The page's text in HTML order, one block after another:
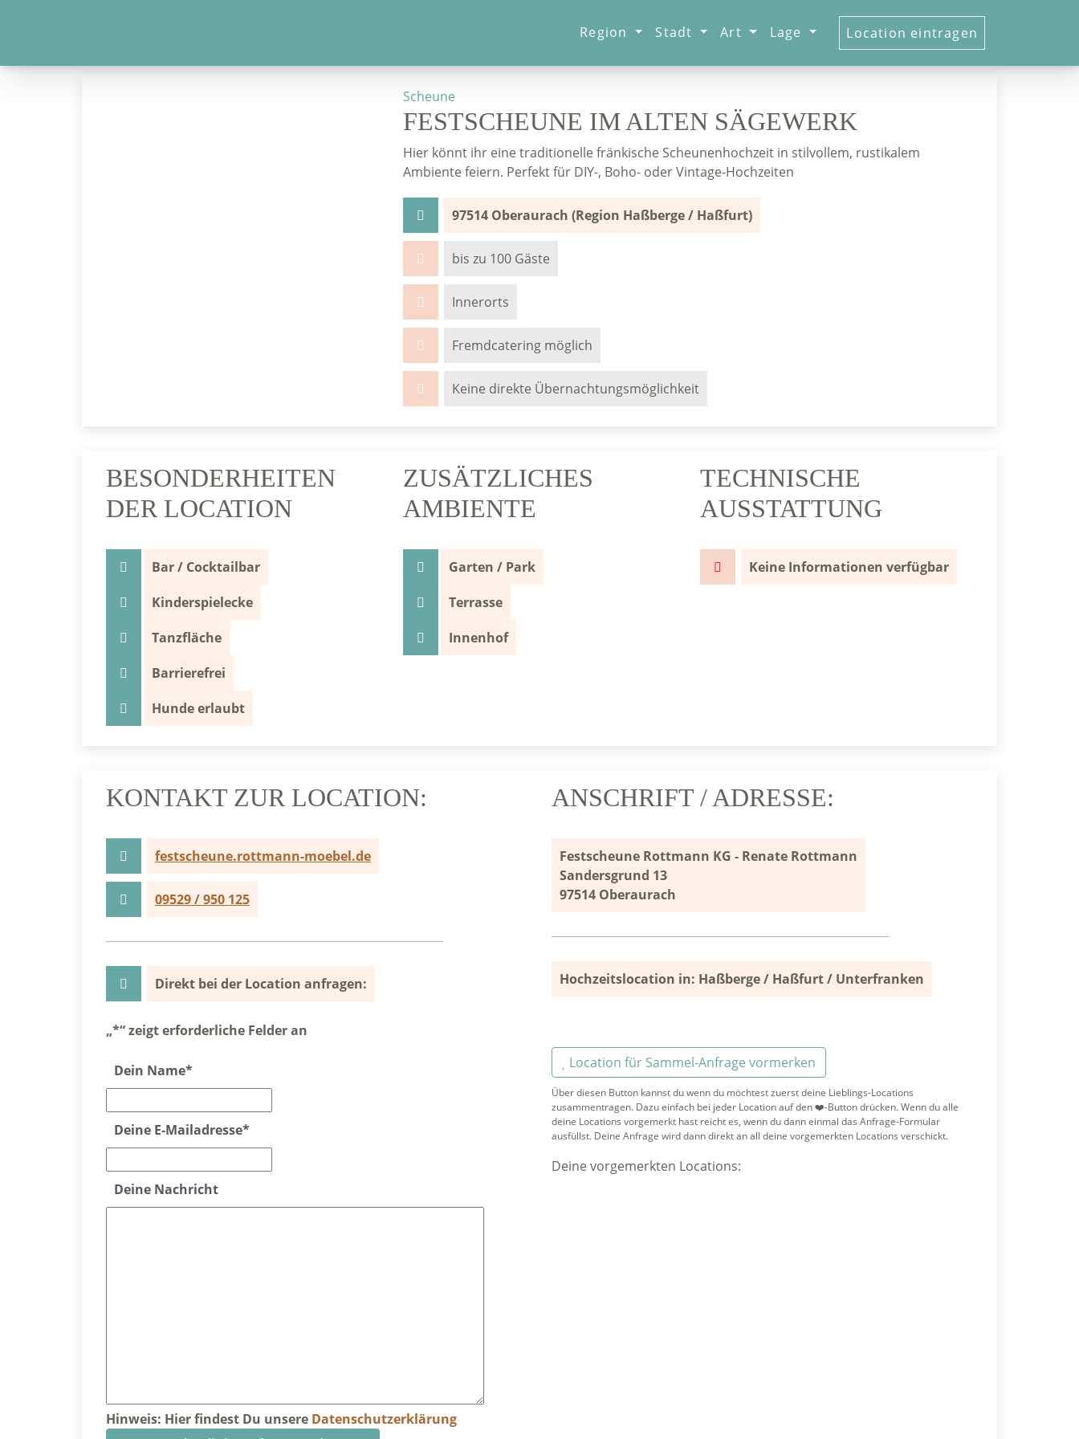
Region Stadt Art Lage Location eintragen
Scheune
FESTSCHEUNE IM ALTEN SÄGEWERK
Hier könnt ihr eine traditionelle fränkische Scheunenhochzeit in stilvollem, rustikalem
Ambiente feiern. Perfekt für DIY-, Boho- oder Vintage-Hochzeiten
97514 Oberaurach (Region Haßberge / Haßfurt)
bis zu 100 Gäste
Innerorts
Fremdcatering möglich
Keine direkte Übernachtungsmöglichkeit
BESONDERHEITEN
DER LOCATION
Bar / Cocktailbar
Kinderspielecke
Tanzfläche
Barrierefrei
Hunde erlaubt
ZUSÄTZLICHES
AMBIENTE
Garten / Park
Terrasse
Innenhof
TECHNISCHE
AUSSTATTUNG
Keine Informationen verfügbar
KONTAKT ZUR LOCATION:
festscheune.rottmann-moebel.de
09529 / 950 125
Direkt bei der Location anfragen:
„*“ zeigt erforderliche Felder an
Dein Name*
Deine E-Mailadresse*
Deine Nachricht
Hinweis: Hier findest Du unsere Datenschutzerklärung
ANSCHRIFT / ADRESSE:
Festscheune Rottmann KG - Renate Rottmann
Sandersgrund 13
97514 Oberaurach
Hochzeitslocation in: Haßberge / Haßfurt / Unterfranken
Location für Sammel-Anfrage vormerken
Über diesen Button kannst du wenn du möchtest zuerst deine Lieblings-Locations
zusammentragen. Dazu einfach bei jeder Location auf den ❤️-Button drücken. Wenn du alle
deine Locations vorgemerkt hast reicht es, wenn du dann einmal das Anfrage-Formular
ausfüllst. Deine Anfrage wird dann direkt an all deine vorgemerkten Locations verschickt.
Deine vorgemerkten Locations: